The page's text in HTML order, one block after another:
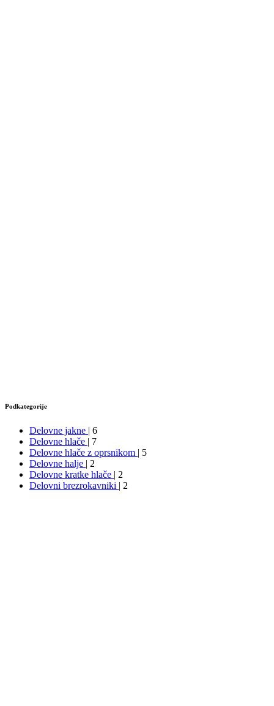
Podkategorije
Delovne jakne | 6
Delovne hlače | 7
Delovne hlače z oprsnikom | 5
Delovne halje | 2
Delovne kratke hlače | 2
Delovni brezrokavniki | 2